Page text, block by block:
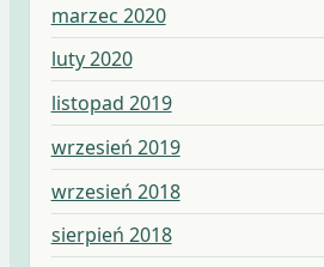
marzec 2020
luty 2020
listopad 2019
wrzesień 2019
wrzesień 2018
sierpień 2018